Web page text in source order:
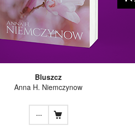
Bluszcz
Anna H. Niemczynow
...